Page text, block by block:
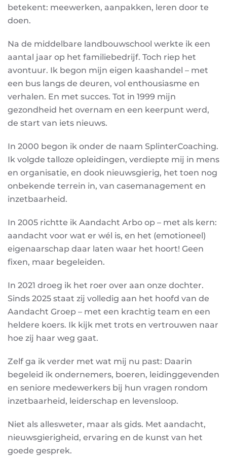
betekent: meewerken, aanpakken, leren door te
doen.
Na de middelbare landbouwschool werkte ik een
aantal jaar op het familiebedrijf. Toch riep het
avontuur. Ik begon mijn eigen kaashandel – met
een bus langs de deuren, vol enthousiasme en
verhalen. En met succes. Tot in 1999 mijn
gezondheid het overnam en een keerpunt werd,
de start van iets nieuws.
In 2000 begon ik onder de naam SplinterCoaching.
Ik volgde talloze opleidingen, verdiepte mij in mens
en organisatie, en dook nieuwsgierig, het toen nog
onbekende terrein in, van casemanagement en
inzetbaarheid.
In 2005 richtte ik Aandacht Arbo op – met als kern:
aandacht voor wat er wél is, en het (emotioneel)
eigenaarschap daar laten waar het hoort! Geen
fixen, maar begeleiden.
In 2021 droeg ik het roer over aan onze dochter.
Sinds 2025 staat zij volledig aan het hoofd van de
Aandacht Groep – met een krachtig team en een
heldere koers. Ik kijk met trots en vertrouwen naar
hoe zij haar weg gaat.
Zelf ga ik verder met wat mij nu past: Daarin
begeleid ik ondernemers, boeren, leidinggevenden
en seniore medewerkers bij hun vragen rondom
inzetbaarheid, leiderschap en levensloop.
Niet als allesweter, maar als gids. Met aandacht,
nieuwsgierigheid, ervaring en de kunst van het
goede gesprek.